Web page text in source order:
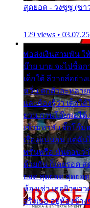
สุดยอด - วงซูซู (ซา
129 views •
พ่อส่งเงินสามพัน ใ
บ๊าย บาย จะไปซื้อก
เด็กใต้ ลีวายส์อย่า
หวั่น ตกตัวละหลาย
และต้องรู้ว่า เด็กใ
ยวน กวนโอ๊ยพอได้
เข้ามหาลัย จิ๊กโก๊ม
เรื่องแน่นอน แต่ฉัน
พรั่นพรือ มันตอบว่า
ด้วยกัน ก็เลยรอด
ยอด สุดยอด สุดยอ
ห้องเช่า เธอผิวขา
จริงเธอ อยู่ห้องข้า